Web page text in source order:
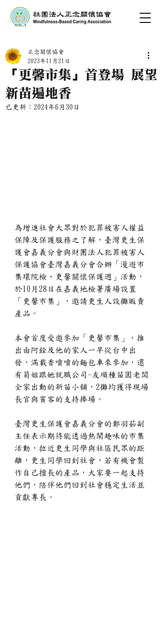
「更馨市集」首登場 展望
新苗遍地香
正念關懷協會
2023年11月21日
已更新： 2024年6月30日
為增進社會大眾對於犯罪被害人權益
保障及保護服務之了解，臺灣更生保
護會嘉義分會與財團法人犯罪被害人
保護協會臺灣嘉義分會合辦「漫遊市
集環院檢、更馨關懷保護週」活動，
於10月28日在嘉義地檢署廣場設置
「更馨市集」，邀請更生人設攤販賣
產品。
本會首度受邀參加「更馨市集」，推
出由阿銓及他的家人一早從台中出
發，滿載香噴噴的麵包車來參加，還
有菊姐跟她就職公司-友順種苗園老闆
全家出動的新苗小舖，2攤均獲得現場
長官與賓客的支持捧場。
臺灣更生保護會嘉義分會的鄭羽茹副
主任表示期待能透過熱鬧趣味的市集
活動，拉近更生同學與社區民眾的距
離，更生同學回到社會，若有機會製
作自己擅長的產品，大家要一起支持
他們，陪伴他們回到社會穩定生活並
貢獻專長。